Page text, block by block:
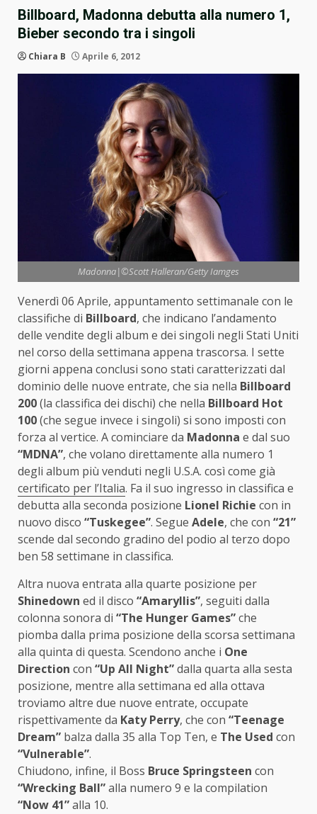
Billboard, Madonna debutta alla numero 1,
Bieber secondo tra i singoli
Chiara B Aprile 6, 2012
Madonna|©Scott Halleran/Getty Iamges
Venerdì 06 Aprile, appuntamento settimanale con le
classifiche di Billboard, che indicano l’andamento
delle vendite degli album e dei singoli negli Stati Uniti
nel corso della settimana appena trascorsa. I sette
giorni appena conclusi sono stati caratterizzati dal
dominio delle nuove entrate, che sia nella Billboard
200(la classifica dei dischi) che nella Billboard Hot
100(che segue invece i singoli) si sono imposti con
forza al vertice. A cominciare da Madonna e dal suo
“MDNA”, che volano direttamente alla numero 1
degli album più venduti negli U.S.A. così come già
certificato per l’Italia. Fa il suo ingresso in classifica e
debutta alla seconda posizione Lionel Richie con in
nuovo disco “Tuskegee”. Segue Adele, che con “21”
scende dal secondo gradino del podio al terzo dopo
ben 58 settimane in classifica.
Altra nuova entrata alla quarte posizione per
Shinedown ed il disco “Amaryllis”, seguiti dalla
colonna sonora di “The Hunger Games”che
piomba dalla prima posizione della scorsa settimana
alla quinta di questa. Scendono anche i One
Direction con “Up All Night”dalla quarta alla sesta
posizione, mentre alla settimana ed alla ottava
troviamo altre due nuove entrate, occupate
rispettivamente da Katy Perry, che con “Teenage
Dream” balza dalla 35 alla Top Ten, e The Used con
“Vulnerable”.
Chiudono, infine, il Boss Bruce Springsteen con
“Wrecking Ball”alla numero 9 e la compilation
“Now 41”alla 10.